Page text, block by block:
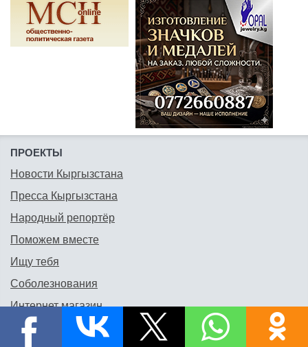
ПРОЕКТЫ
Новости Кыргызстана
Пресса Кыргызстана
Народный репортёр
Поможем вместе
Ищу тебя
Соболезнования
Интернет магазин
Статьи